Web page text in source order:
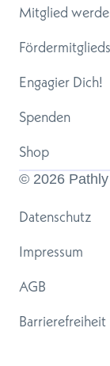
Mitglied
Engagier Dich!
Spenden
Shop
© 2026
Datenschutz
Impressum
AGB
Barrierefreiheit